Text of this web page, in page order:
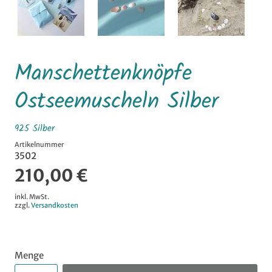
Manschettenknöpfe
Ostseemuscheln Silber
925 Silber
Artikelnummer
3502
210,00 €
inkl. MwSt.
zzgl.Versandkosten
Menge